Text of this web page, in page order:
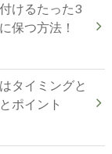
けるたった3
保つ方法！
タイミングと
ポイント